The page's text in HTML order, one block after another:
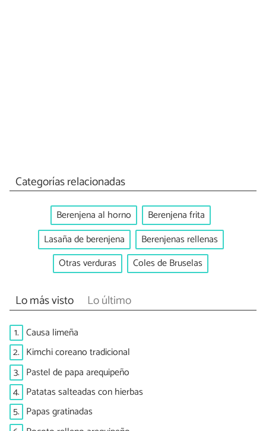
Categorías relacionadas
Berenjena al horno
Berenjena frita
Lasaña de berenjena
Berenjenas rellenas
Otras verduras
Coles de Bruselas
Lo más visto Lo último
1. Causa limeña
2. Kimchi coreano tradicional
3. Pastel de papa arequipeño
4. Patatas salteadas con hierbas
5. Papas gratinadas